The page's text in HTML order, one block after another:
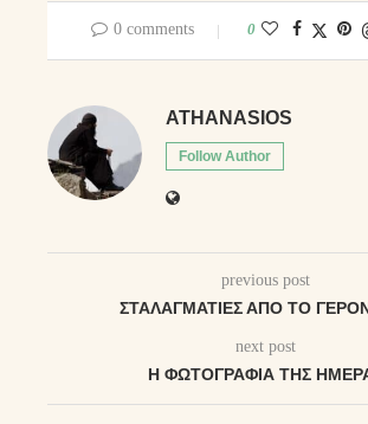
0 comments 0
ATHANASIOS
Follow Author
previous post
ΣΤΑΛΑΓΜΑΤΙΈΣ ΑΠΌ ΤΟ
next post
Η ΦΩΤΟΓΡΑΦΊΑ ΤΗΣ